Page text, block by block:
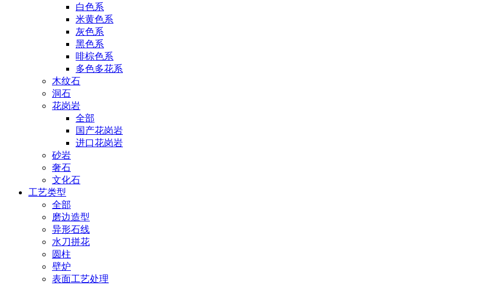
白色系
米黄色系
灰色系
黑色系
啡棕色系
多色多花系
木纹石
洞石
花岗岩
全部
国产花岗岩
进口花岗岩
砂岩
奢石
文化石
工艺类型
全部
磨边造型
异形石线
水刀拼花
圆柱
壁炉
表面工艺处理